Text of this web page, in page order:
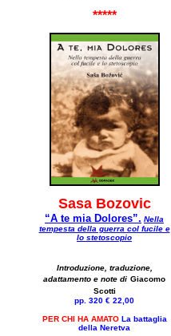
*****
Sasa Bozovic
“A te mia Dolores”. Nella
tempesta della guerra col fucile e
lo stetoscopio
Introduzione, traduzione,
adattamento e note di Giacomo
Scotti
pp. 320 € 22,00
PER CHI HA AMATO La battaglia
della Neretva